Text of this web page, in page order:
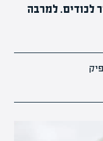
לכודים. למרבה